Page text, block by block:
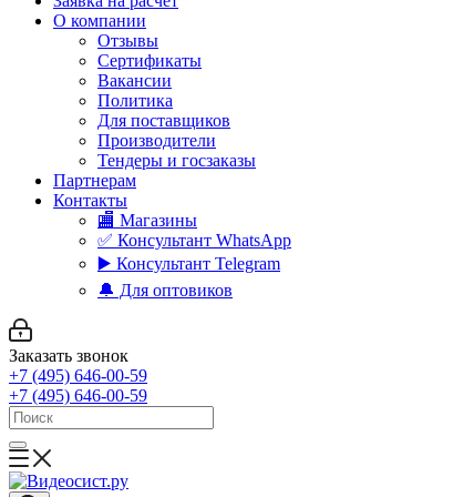
О компании
Отзывы
Сертификаты
Вакансии
Политика
Для поставщиков
Производители
Тендеры и госзаказы
Партнерам
Контакты
🏬 Магазины
✅️ Консультант WhatsApp
▶️ Консультант Telegram
🔔 Для оптовиков
Заказать звонок
+7 (495) 646-00-59
+7 (495) 646-00-59